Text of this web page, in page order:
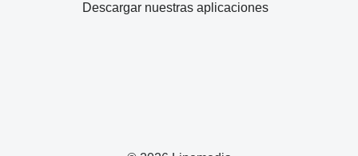
Descargar nuestras aplicaciones